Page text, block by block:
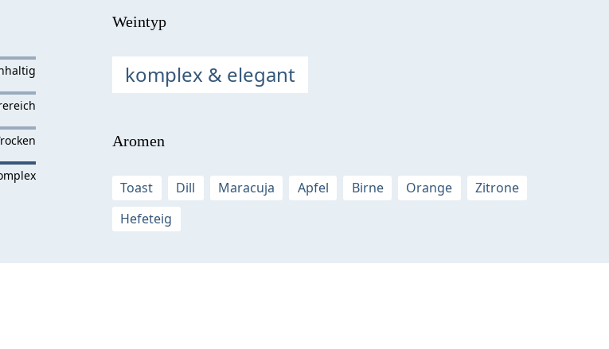
Weintyp
komplex & elegant
Aromen
Toast Dill Maracuja Apfel Birne Orange
Zitrone
Hefeteig